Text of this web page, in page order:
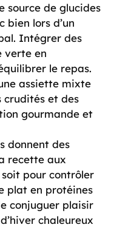
source de glucides
bien lors d’un
Intégrer des
verte en
le repas.
assiette mixte
crudités et des
gourmande et
donnent des
recette aux
soit pour contrôler
plat en protéines
conjuguer plaisir
chaleureux